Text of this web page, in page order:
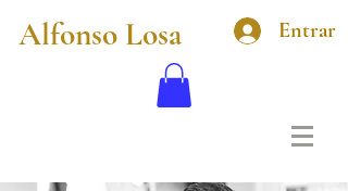
Alfonso Losa Entrar